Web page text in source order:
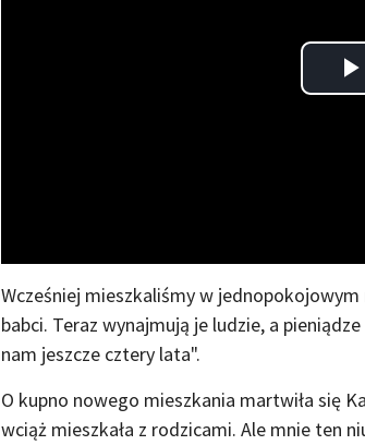
Wcześniej mieszkaliśmy w
babci. Teraz wynajmują je ludzie, a
nam jeszcze cztery lata".
O kupno nowego mieszkania martwiła się
wciąż mieszkała z rodzicami. Ale mnie ten